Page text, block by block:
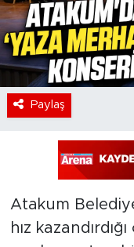
Paylaş
Atakum
hız